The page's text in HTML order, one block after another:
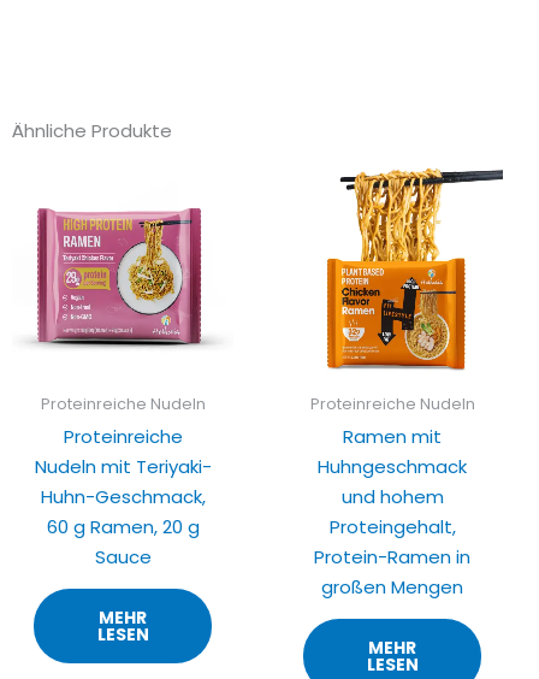
Ähnliche Produkte
Proteinreiche Nudeln
Proteinreiche
Nudeln mit Teriyaki-
Huhn-Geschmack,
60 g Ramen, 20 g
Sauce
MEHR
LESEN
Proteinreiche Nudeln
Ramen mit
Huhngeschmack
und hohem
Proteingehalt,
Protein-Ramen in
großen Mengen
MEHR
LESEN